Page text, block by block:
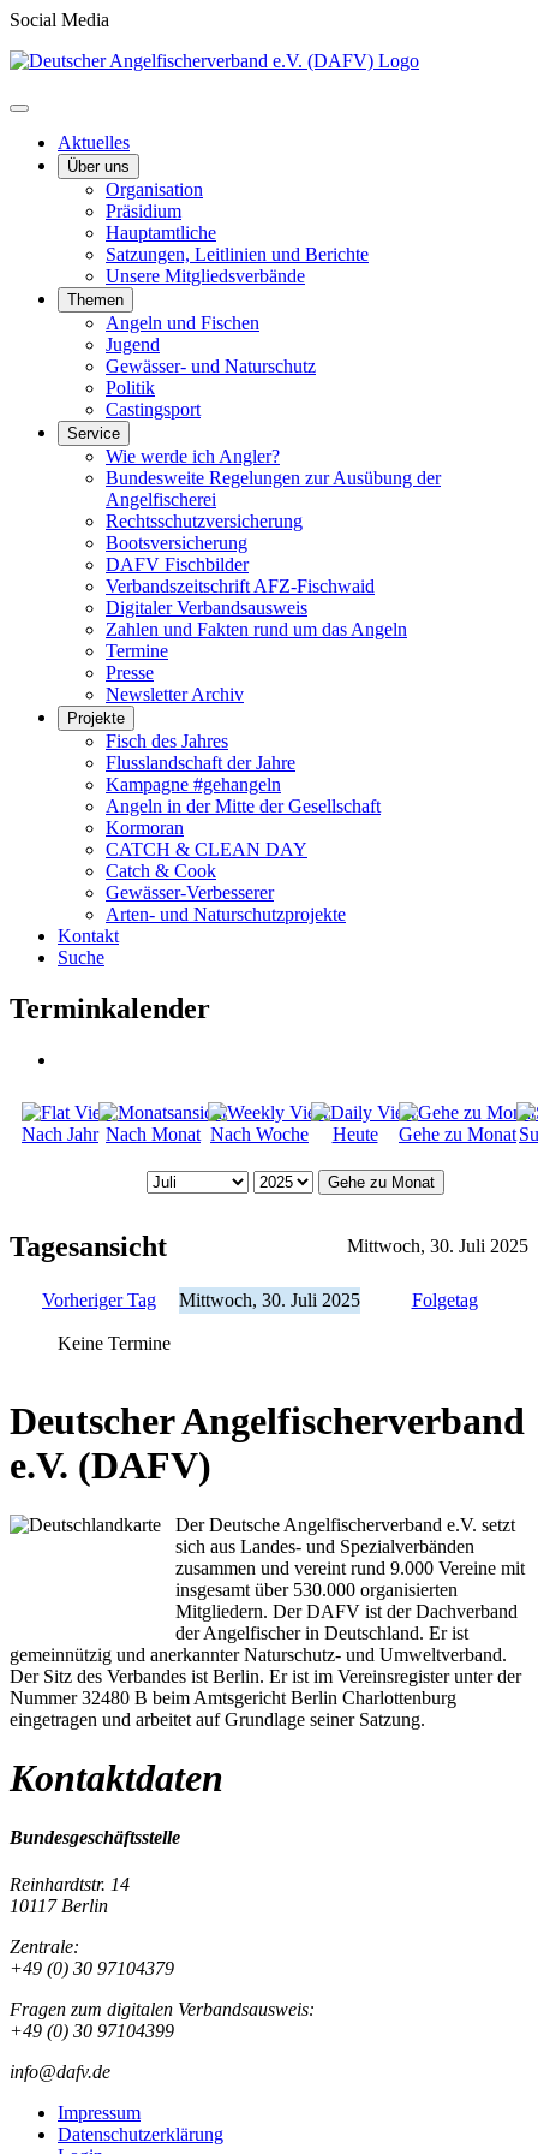
Social Media
Aktuelles
Über uns
Organisation
Präsidium
Hauptamtliche
Satzungen, Leitlinien und Berichte
Unsere Mitgliedsverbände
Themen
Angeln und Fischen
Jugend
Gewässer- und Naturschutz
Politik
Castingsport
Service
Wie werde ich Angler?
Bundesweite Regelungen zur Ausübung der
Angelfischerei
Rechtsschutzversicherung
Bootsversicherung
DAFV Fischbilder
Verbandszeitschrift AFZ-Fischwaid
Digitaler Verbandsausweis
Zahlen und Fakten rund um das Angeln
Termine
Presse
Newsletter Archiv
Projekte
Fisch des Jahres
Flusslandschaft der Jahre
Kampagne #gehangeln
Angeln in der Mitte der Gesellschaft
Kormoran
CATCH & CLEAN DAY
Catch & Cook
Gewässer-Verbesserer
Arten- und Naturschutzprojekte
Kontakt
Suche
Terminkalender
Nach Jahr Nach Monat Nach Woche Heute Gehe zu Monat
Gehe zu Monat
Tagesansicht Mittwoch, 30. Juli 2025
Vorheriger Tag Mittwoch, 30. Juli 2025 Folgetag
Keine Termine
Deutscher Angelfischerverband
e.V. (DAFV)
Der Deutsche Angelfischerverband e.V. setzt
sich aus Landes- und Spezialverbänden
zusammen und vereint rund 9.000 Vereine mit
insgesamt über 530.000 organisierten
Mitgliedern. Der DAFV ist der Dachverband
der Angelfischer in Deutschland. Er ist
gemeinnützig und anerkannter Naturschutz- und Umweltverband.
Der Sitz des Verbandes ist Berlin. Er ist im Vereinsregister unter der
Nummer 32480 B beim Amtsgericht Berlin Charlottenburg
eingetragen und arbeitet auf Grundlage seiner Satzung.
Kontaktdaten
Bundesgeschäftsstelle
Reinhardtstr. 14
10117 Berlin
Zentrale:
+49 (0) 30 97104379
Fragen zum digitalen Verbandsausweis:
+49 (0) 30 97104399
info@dafv.de
Impressum
Datenschutzerklärung